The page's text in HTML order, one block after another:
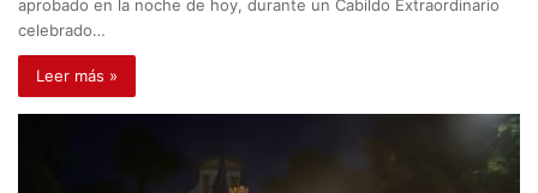
aprobado en la noche de hoy, durante un Cabildo Extraordinario
celebrado…
Leer más »